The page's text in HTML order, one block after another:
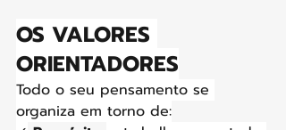
OS VALORES
ORIENTADORES
Todo o seu pensamento se
organiza em torno de: